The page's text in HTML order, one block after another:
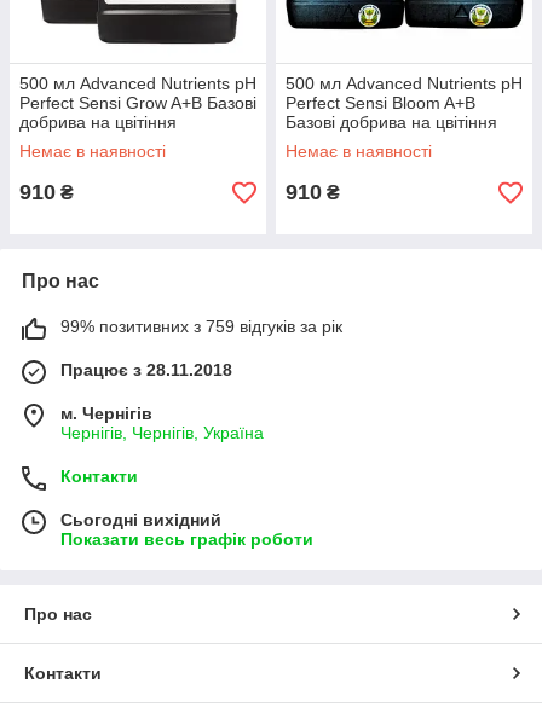
500 мл Advanced Nutrients pH
Perfect Sensi Grow A+B Базові
добрива на цвітіння
Немає в наявності
910 ₴
500 мл Advanced Nutrients pH
Perfect Sensi Bloom A+B
Базові добрива на цвітіння
Немає в наявності
910 ₴
Про нас
99% позитивних з 759 відгуків за рік
Працює з 28.11.2018
м. Чернігів
Чернігів, Чернігів, Україна
Контакти
Сьогодні вихідний
Показати весь графік роботи
Про нас
Контакти